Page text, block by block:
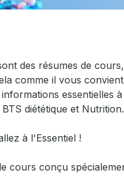
des résumes de
comme il vous
essentielles
diététique et Nutrition.
à l'Essentiel !
cours conçu